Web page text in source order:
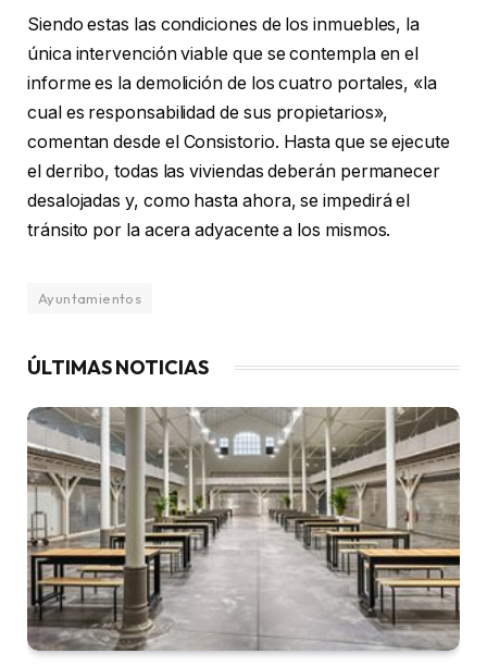
Siendo estas las condiciones de los inmuebles, la
única intervención viable que se contempla en el
informe es la demolición de los cuatro portales, «la
cual es responsabilidad de sus propietarios»,
comentan desde el Consistorio. Hasta que se ejecute
el derribo, todas las viviendas deberán permanecer
desalojadas y, como hasta ahora, se impedirá el
tránsito por la acera adyacente a los mismos.
Ayuntamientos
ÚLTIMAS NOTICIAS